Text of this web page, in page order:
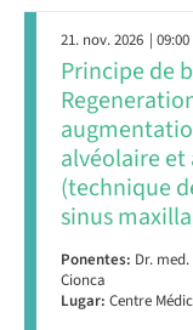
21. nov. 2026 |
Principe de
alvéolaire
(technique
sinus
Ponentes: Dr.
Cionca
Lugar: Centre